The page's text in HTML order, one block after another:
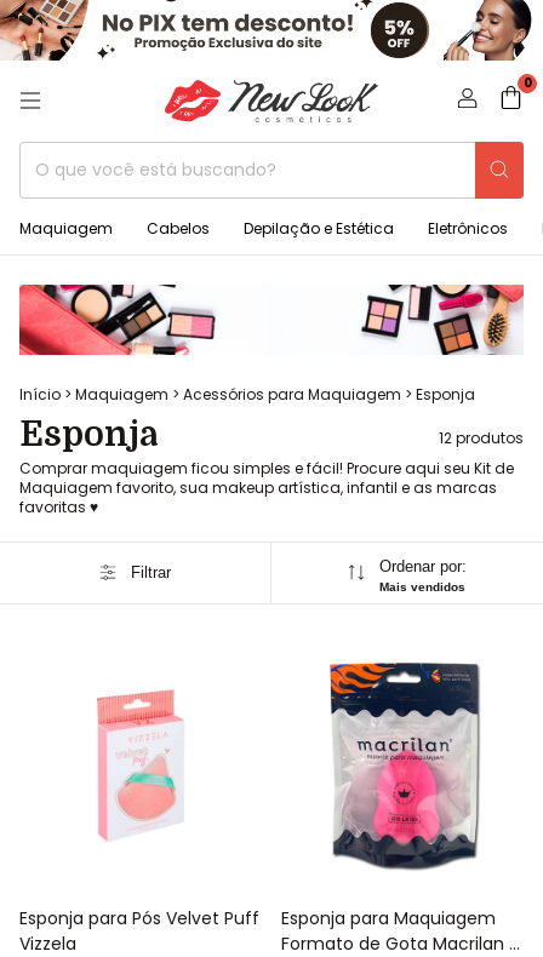
0
Maquiagem Cabelos Depilação e Estética Eletrônicos
Início > Maquiagem > Acessórios para Maquiagem > Esponja
Esponja
12 produtos
Comprar maquiagem ficou simples e fácil! Procure aqui seu Kit de
Maquiagem favorito, sua makeup artística, infantil e as marcas
favoritas ♥
Filtrar Ordenar por:
Mais vendidos
Esponja para Pós Velvet Puff
Vizzela
Esponja para Maquiagem
Formato de Gota Macrilan -